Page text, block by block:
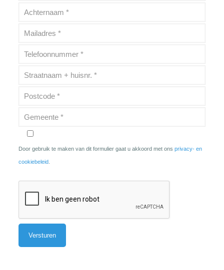
Door gebruik te maken van dit formulier gaat u akkoord met ons privacy- en
cookiebeleid.